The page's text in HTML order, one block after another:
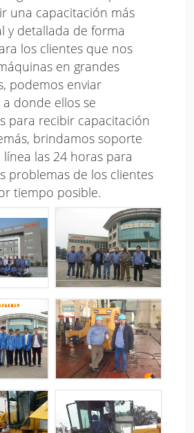
una capacitación más
y detallada de forma
los clientes que nos
en grandes
podemos enviar
donde ellos se
para recibir capacitación
brindamos soporte
las 24 horas para
problemas de los clientes
tiempo posible.